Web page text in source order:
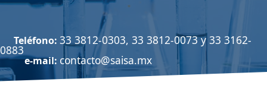
Teléfono: 33 3812-0303, 33 3812-0073 y 33 3162-
0883
e-mail: contacto@saisa.mx